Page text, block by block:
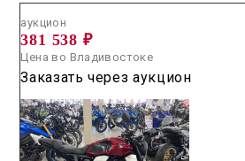
аукцион
381 538 ₽
Цена во Владивостоке
Заказать через аукцион